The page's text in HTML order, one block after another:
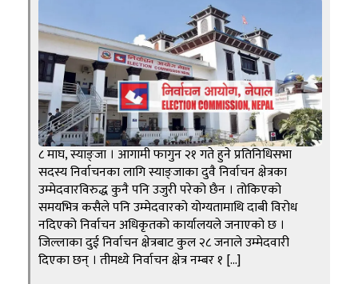
८ माघ, स्याङ्जा । आगामी फागुन २१ गते हुने प्रतिनिधिसभा
सदस्य निर्वाचनका लागि स्याङ्जाका दुवै निर्वाचन क्षेत्रका
उम्मेदवारविरुद्ध कुनै पनि उजुरी परेको छैन । तोकिएको
समयभित्र कसैले पनि उम्मेदवारको योग्यतामाथि दाबी विरोध
नदिएको निर्वाचन अधिकृतको कार्यालयले जनाएको छ ।
जिल्लाका दुई निर्वाचन क्षेत्रबाट कुल २८ जनाले उम्मेदवारी
दिएका छन् । तीमध्ये निर्वाचन क्षेत्र नम्बर १ […]